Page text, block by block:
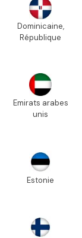
Dominicaine,
République
Emirats arabes
unis
Estonie